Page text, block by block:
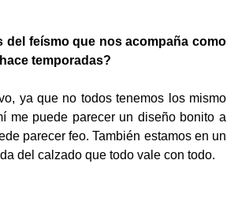
del feísmo que nos acompaña como
temporadas?
ya que no todos tenemos los mismo
me puede parecer un diseño bonito a
parecer feo. También estamos en un
del calzado que todo vale con todo.